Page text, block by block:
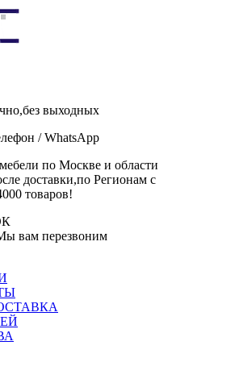
выходных
/ WhatsApp
по Москве и области
доставки,по Регионам с
товаров!
вам перезвоним